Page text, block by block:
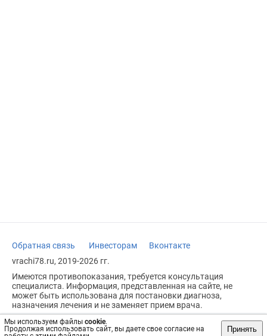
Мы используем файлы cookie.
Продолжая использовать сайт, вы даете свое согласие на
Принять
Обратная связь Инвесторам
Вконтакте
vrachi78.ru, 2019-2026 гг.
Имеются противопоказания, требуется консультация
специалиста. Информация, представленная на сайте, не
может быть использована для постановки диагноза,
назначения лечения и не заменяет прием врача.
Возрастное ограничение: 18+